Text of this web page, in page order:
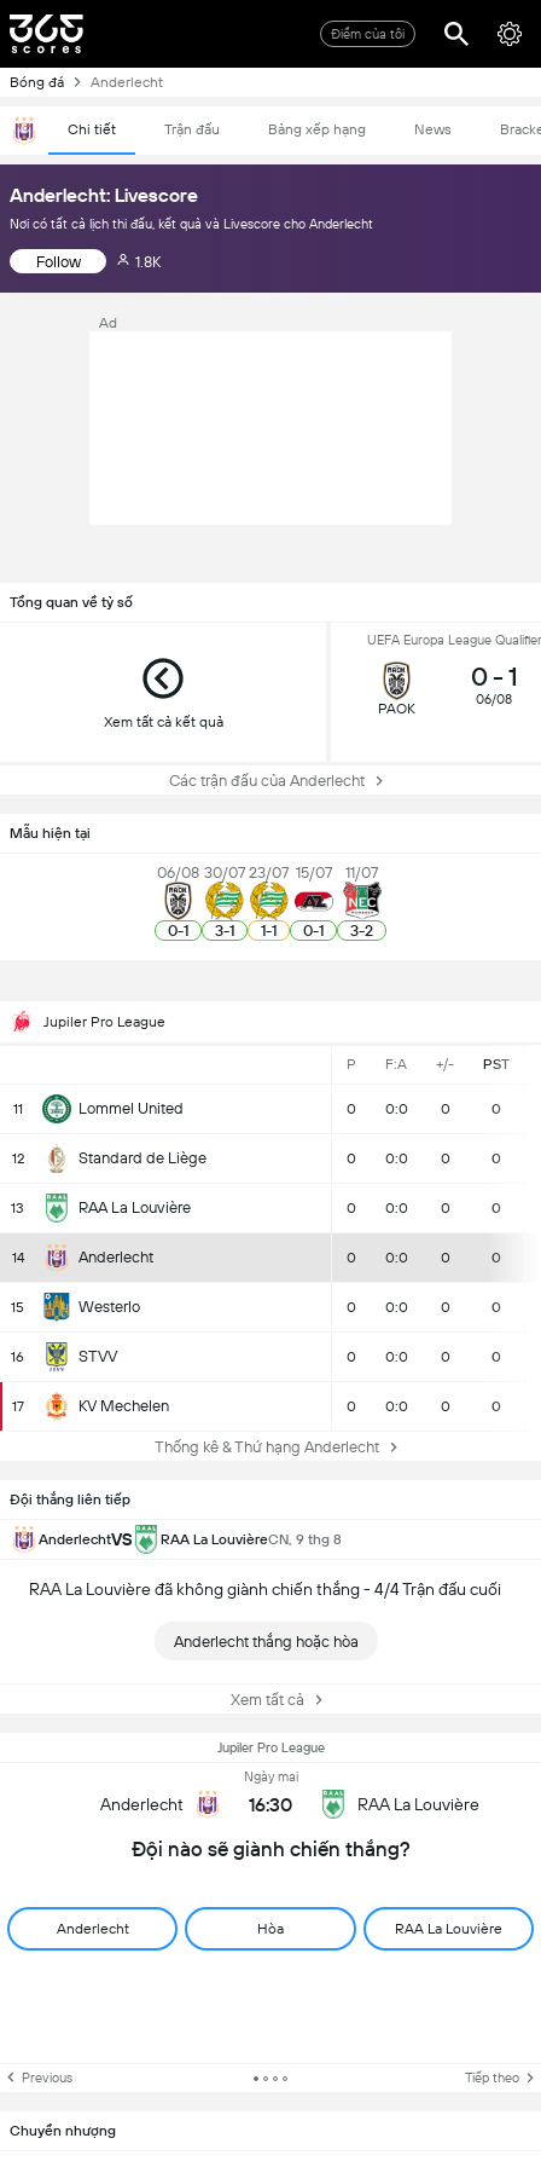
Điểm của tôi
Bóng đá Anderlecht
Chi tiết Trận đấu Bảng xếp hạng News
Anderlecht: Livescore
Nơi có tất cả lịch thi đấu, kết quả và Livescore cho Anderlecht
Follow 1.8K
Ad
Tổng quan về tỷ số
Xem tất cả kết quả
UEFA Europa League
PAOK
0- 1
06/08
Các trận đấu của Anderlecht
Mẫu hiện tại
06/08
0-1
30/07
3-1
23/07
1-1
15/07
0-1
11/07
3-2
Jupiler Pro League
P F:A +/- PST
11 Lommel United 0 0:0 0 0
12 Standard de Liège 0 0:0 0 0
13 RAA La Louvière 0 0:0 0 0
14 Anderlecht 0 0:0 0 0
15 Westerlo 0 0:0 0 0
16 STVV 0 0:0 0 0
17 KV Mechelen 0 0:0 0 0
Thống kê & Thứ hạng Anderlecht
Đội thắng liên tiếp
AnderlechtVS RAA La LouvièreCN, 9 thg 8
RAA La Louvière đã không giành chiến thắng - 4/4 Trận đấu cuối
Anderlecht thắng hoặc hòa
Xem tất cả
Jupiler Pro League
Anderlecht
Ngày mai
16:30 RAA La Louvière
Đội nào sẽ giành chiến thắng?
Anderlecht Hòa RAA La Louvière
Previous Tiếp theo
Chuyển nhượng